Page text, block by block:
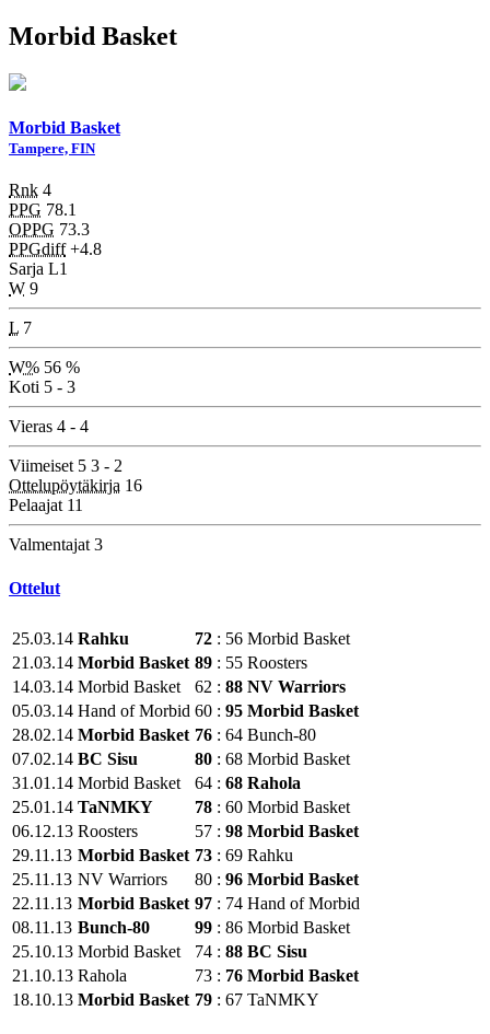
Morbid Basket
Morbid Basket
Tampere, FIN
Rnk 4
PPG 78.1
OPPG 73.3
PPGdiff +4.8
Sarja L1
W 9
L 7
W% 56 %
Koti 5 - 3
Vieras 4 - 4
Viimeiset 5 3 - 2
Ottelupöytäkirja 16
Pelaajat 11
Valmentajat 3
Ottelut
25.03.14 Rahku 72 : 56 Morbid Basket
21.03.14 Morbid Basket 89 : 55 Roosters
14.03.14 Morbid Basket 62 : 88 NV Warriors
05.03.14 Hand of Morbid 60 : 95 Morbid Basket
28.02.14 Morbid Basket 76 : 64 Bunch-80
07.02.14 BC Sisu 80 : 68 Morbid Basket
31.01.14 Morbid Basket 64 : 68 Rahola
25.01.14 TaNMKY 78 : 60 Morbid Basket
06.12.13 Roosters 57 : 98 Morbid Basket
29.11.13 Morbid Basket 73 : 69 Rahku
25.11.13 NV Warriors 80 : 96 Morbid Basket
22.11.13 Morbid Basket 97 : 74 Hand of Morbid
08.11.13 Bunch-80 99 : 86 Morbid Basket
25.10.13 Morbid Basket 74 : 88 BC Sisu
21.10.13 Rahola 73 : 76 Morbid Basket
18.10.13 Morbid Basket 79 : 67 TaNMKY